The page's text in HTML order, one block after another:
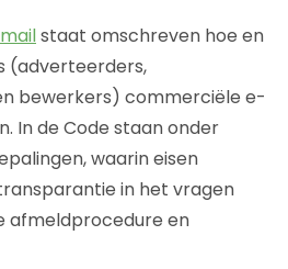
staat omschreven hoe en
(adverteerders,
bewerkers) commerciële e-
In de Code staan onder
waarin eisen
in het vragen
afmeldprocedure en